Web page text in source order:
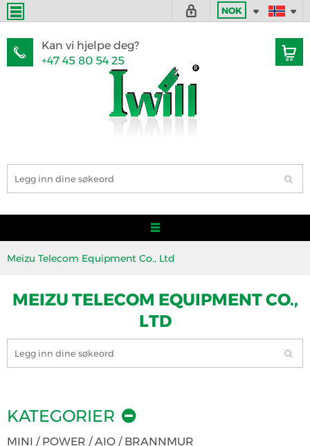
NOK
Kan vi hjelpe deg?
+47 45 80 54 25
Meizu Telecom Equipment Co., Ltd
MEIZU TELECOM EQUIPMENT CO.,
LTD
KATEGORIER
MINI / POWER / AIO / BRANNMUR